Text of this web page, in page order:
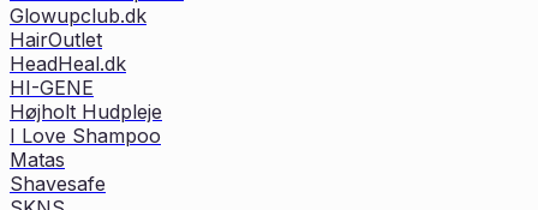
Glowupclub.dk
HairOutlet
HeadHeal.dk
HI-GENE
Højholt Hudpleje
I Love Shampoo
Matas
Shavesafe